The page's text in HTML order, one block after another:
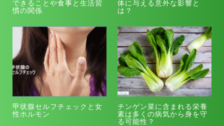
できることや食事と生活習
慣の関係
体に与える意外な影響と
は？
甲状腺セルフチェックと女
性ホルモン
チンゲン菜に含まれる栄養
素は多くの病気から身を守
る可能性？